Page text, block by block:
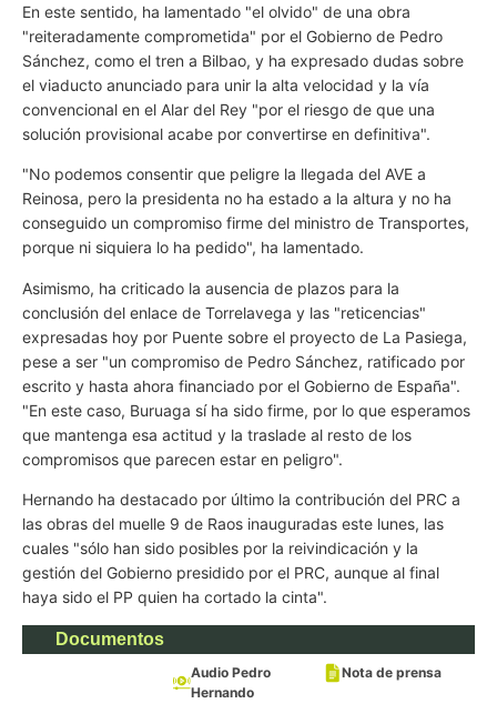
En este sentido, ha lamentado "el olvido" de una obra
"reiteradamente comprometida" por el Gobierno de Pedro
Sánchez, como el tren a Bilbao, y ha expresado dudas sobre
el viaducto anunciado para unir la alta velocidad y la vía
convencional en el Alar del Rey "por el riesgo de que una
solución provisional acabe por convertirse en definitiva".
"No podemos consentir que peligre la llegada del AVE a
Reinosa, pero la presidenta no ha estado a la altura y no ha
conseguido un compromiso firme del ministro de Transportes,
porque ni siquiera lo ha pedido", ha lamentado.
Asimismo, ha criticado la ausencia de plazos para la
conclusión del enlace de Torrelavega y las "reticencias"
expresadas hoy por Puente sobre el proyecto de La Pasiega,
pese a ser "un compromiso de Pedro Sánchez, ratificado por
escrito y hasta ahora financiado por el Gobierno de España".
"En este caso, Buruaga sí ha sido firme, por lo que esperamos
que mantenga esa actitud y la traslade al resto de los
compromisos que parecen estar en peligro".
Hernando ha destacado por último la contribución del PRC a
las obras del muelle 9 de Raos inauguradas este lunes, las
cuales "sólo han sido posibles por la reivindicación y la
gestión del Gobierno presidido por el PRC, aunque al final
haya sido el PP quien ha cortado la cinta".
Documentos
Audio Pedro
Hernando
Nota de prensa